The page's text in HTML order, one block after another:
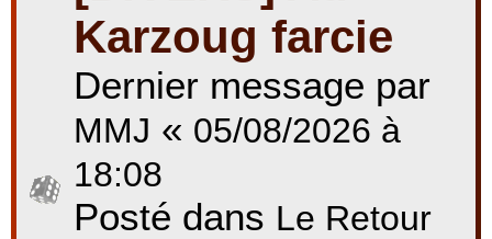
Karzoug farcie
Dernier message par
MMJ « 05/08/2026 à
18:08
Posté dans Le Retour